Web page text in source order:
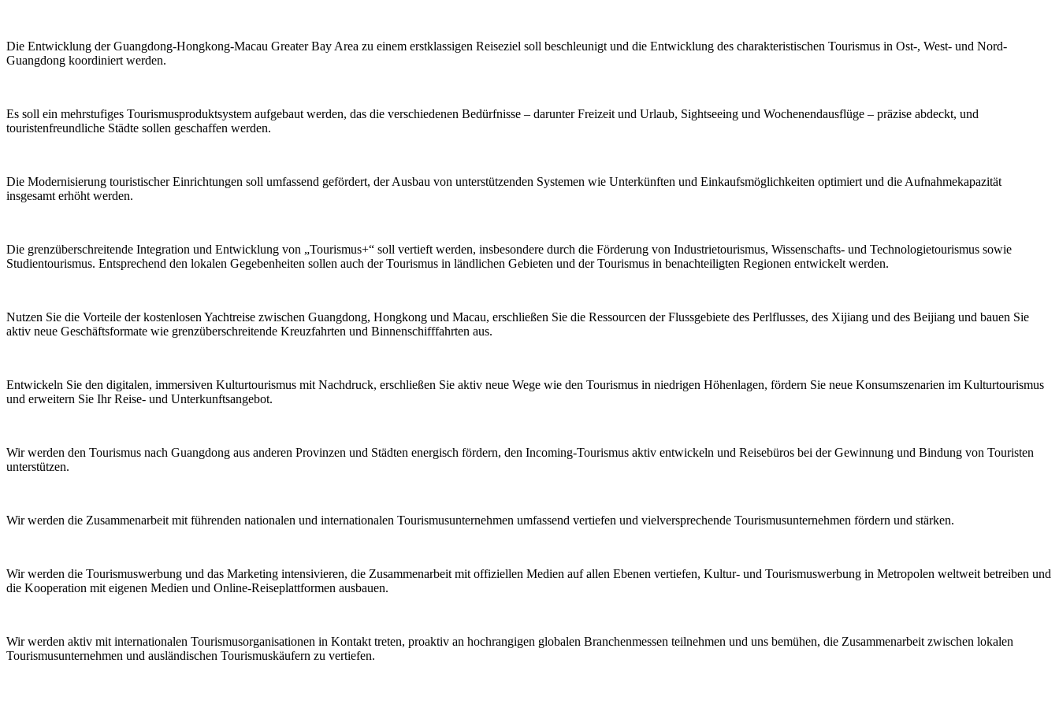
Die Entwicklung der Guangdong-Hongkong-Macau Greater Bay Area zu einem erstklassigen Reiseziel soll beschleunigt und die Entwicklung des charakteristischen Tourismus in Ost-, West- und Nord-
Guangdong koordiniert werden.
Es soll ein mehrstufiges Tourismusproduktsystem aufgebaut werden, das die verschiedenen Bedürfnisse – darunter Freizeit und Urlaub, Sightseeing und Wochenendausflüge – präzise abdeckt, und
touristenfreundliche Städte sollen geschaffen werden.
Die Modernisierung touristischer Einrichtungen soll umfassend gefördert, der Ausbau von unterstützenden Systemen wie Unterkünften und Einkaufsmöglichkeiten optimiert und die Aufnahmekapazität
insgesamt erhöht werden.
Die grenzüberschreitende Integration und Entwicklung von „Tourismus+“ soll vertieft werden, insbesondere durch die Förderung von Industrietourismus, Wissenschafts- und Technologietourismus sowie
Studientourismus. Entsprechend den lokalen Gegebenheiten sollen auch der Tourismus in ländlichen Gebieten und der Tourismus in benachteiligten Regionen entwickelt werden.
Nutzen Sie die Vorteile der kostenlosen Yachtreise zwischen Guangdong, Hongkong und Macau, erschließen Sie die Ressourcen der Flussgebiete des Perlflusses, des Xijiang und des Beijiang und bauen Sie
aktiv neue Geschäftsformate wie grenzüberschreitende Kreuzfahrten und Binnenschifffahrten aus.
Entwickeln Sie den digitalen, immersiven Kulturtourismus mit Nachdruck, erschließen Sie aktiv neue Wege wie den Tourismus in niedrigen Höhenlagen, fördern Sie neue Konsumszenarien im Kulturtourismus
und erweitern Sie Ihr Reise- und Unterkunftsangebot.
Wir werden den Tourismus nach Guangdong aus anderen Provinzen und Städten energisch fördern, den Incoming-Tourismus aktiv entwickeln und Reisebüros bei der Gewinnung und Bindung von Touristen
unterstützen.
Wir werden die Zusammenarbeit mit führenden nationalen und internationalen Tourismusunternehmen umfassend vertiefen und vielversprechende Tourismusunternehmen fördern und stärken.
Wir werden die Tourismuswerbung und das Marketing intensivieren, die Zusammenarbeit mit offiziellen Medien auf allen Ebenen vertiefen, Kultur- und Tourismuswerbung in Metropolen weltweit betreiben und
die Kooperation mit eigenen Medien und Online-Reiseplattformen ausbauen.
Wir werden aktiv mit internationalen Tourismusorganisationen in Kontakt treten, proaktiv an hochrangigen globalen Branchenmessen teilnehmen und uns bemühen, die Zusammenarbeit zwischen lokalen
Tourismusunternehmen und ausländischen Tourismuskäufern zu vertiefen.